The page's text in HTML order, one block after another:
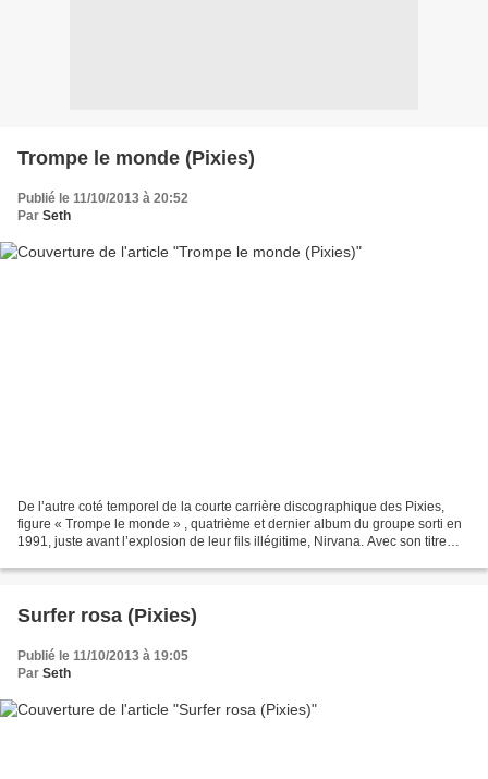
Trompe le monde (Pixies)
Publié le 11/10/2013 à 20:52
Par Seth
De l’autre coté temporel de la courte carrière discographique des Pixies,
figure « Trompe le monde » , quatrième et dernier album du groupe sorti en
1991, juste avant l’explosion de leur fils illégitime, Nirvana. Avec son titre
Surfer rosa (Pixies)
Publié le 11/10/2013 à 19:05
Par Seth